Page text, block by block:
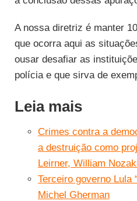
A nossa diretriz é manter
que ocorra aqui as
ousar desafiar as
polícia e que sirva de
Leia mais
Crimes contra a
a destruição como
Leirner, William
Terceiro governo Lula
Michel Gherman